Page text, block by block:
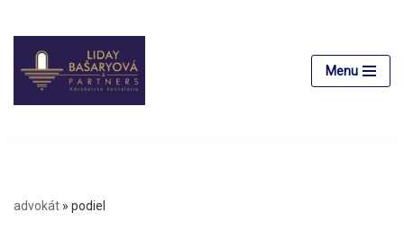
Preskočiť
na
obsah
Menu
advokát » podiel